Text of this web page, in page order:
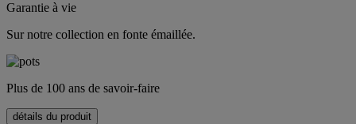
Garantie à vie
Sur notre collection en fonte émaillée.
Plus de 100 ans de savoir-faire
détails du produit